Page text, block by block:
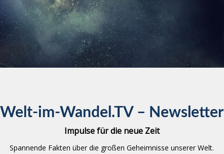
Welt-im-Wandel.TV – Newsletter
Impulse für die neue Zeit
Spannende Fakten über die großen Geheimnisse unserer Welt.